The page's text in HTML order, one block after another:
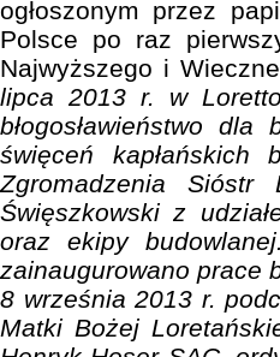
ogłoszonym przez
Polsce po raz
Najwyższego i
lipca 2013 r. w
błogosławieństwo
święceń kapłańskich
Zgromadzenia Sióstr
Święszkowski z
oraz ekipy
zainaugurowano prace
8 września 2013 r.
Matki Bożej